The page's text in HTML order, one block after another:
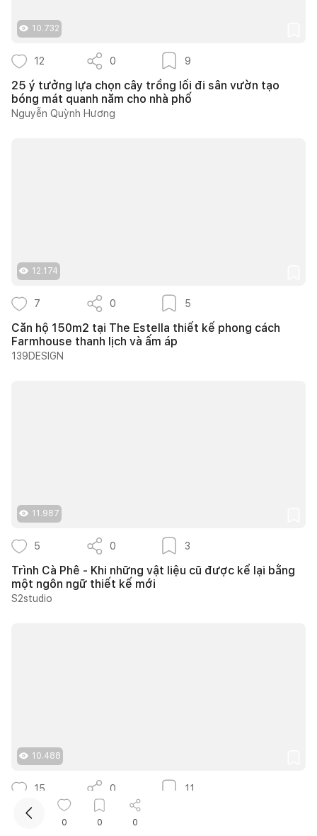
10.732
12 0 9
25 ý tưởng lựa chọn cây trồng lối đi sân vườn tạo
bóng mát quanh năm cho nhà phố
Nguyễn Quỳnh Hương
12.174
7 0 5
Căn hộ 150m2 tại The Estella thiết kế phong cách
Farmhouse thanh lịch và ấm áp
139DESIGN
11.987
5 0 3
Trình Cà Phê - Khi những vật liệu cũ được kể lại bằng
một ngôn ngữ thiết kế mới
S2studio
10.488
15 0 11
20 ý tưởng thiết kế cửa sổ giếng trời giúp phòng ngủ
cuối nhà luôn thông thoáng
0 0 0